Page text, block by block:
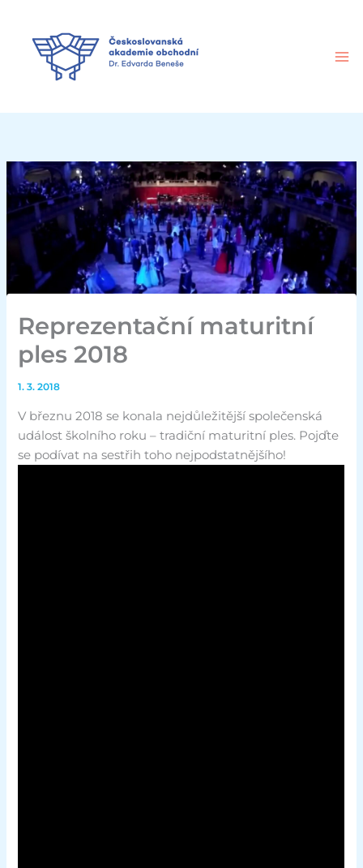
obsah
Reprezentační maturitní
ples 2018
1. 3. 2018
V březnu 2018 se konala nejdůležitější společenská
událost školního roku – tradiční maturitní ples. Pojďte
se podívat na sestřih toho nejpodstatnějšího!